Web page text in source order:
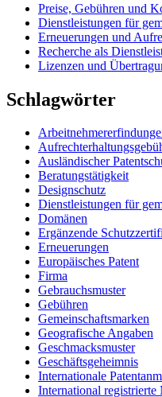
Preise, Gebühren und
Dienstleistungen für
Erneuerungen und
Recherche als
Lizenzen und
Schlagwörter
Ausländischer
Beratungstätigkeit
Designschutz
Dienstleistungen für
Domänen
Ergänzende
Erneuerungen
Europäisches Patent
Firma
Gebrauchsmuster
Gebühren
Gemeinschaftsmarken
Geografische Angaben
Geschmacksmuster
Geschäftsgeheimnis
Internationale
International registrierte